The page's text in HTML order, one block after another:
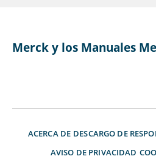
Merck y los Manuales
ACERCA DE DESCARGO DE
AVISO DE PRIVACIDAD